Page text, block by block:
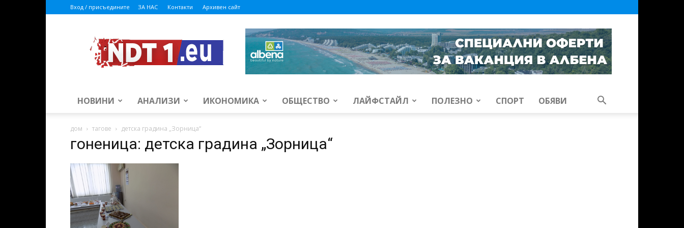
Вход / присъедините ЗА НАС Контакти Архивен сайт
НОВИНИ АНАЛИЗИ ИКОНОМИКА ОБЩЕСТВО ЛАЙФСТАЙЛ ПОЛЕЗНО СПОРТ ОБЯВИ
дом тагове детска градина „Зорница“
гоненица: детска градина „Зорница“